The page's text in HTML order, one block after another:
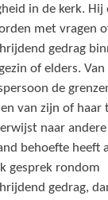
in de kerk. Hij
met vragen
gedrag
of elders.
de
van zijn of haar
naar
behoefte heeft
gesprek rondom
gedrag,